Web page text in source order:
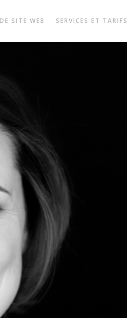
SITE WEB SERVICES ET TARIFS
de travailler avec
de qualité, les
magnifiques, je
encore!
HÉLOÏSE D.